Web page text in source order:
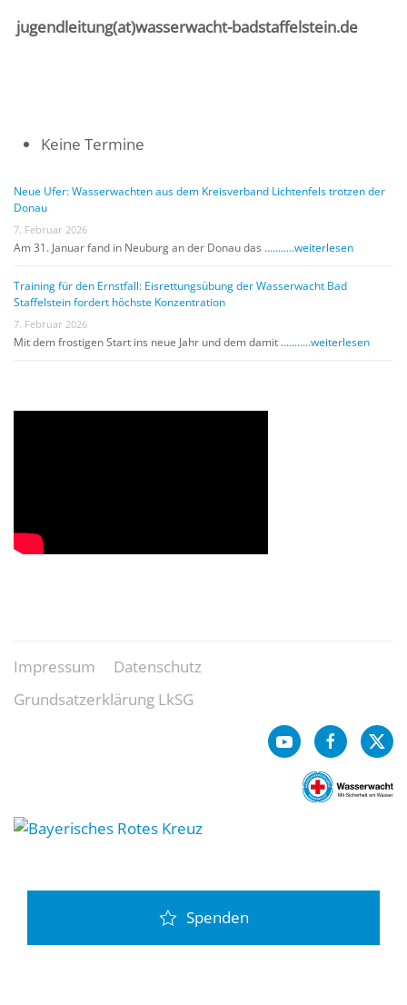
jugendleitung(at)wasserwacht-badstaffelstein.de
Keine Termine
Neue Ufer: Wasserwachten aus dem Kreisverband Lichtenfels trotzen der
Donau
7. Februar 2026
Am 31. Januar fand in Neuburg an der Donau das …........weiterlesen
Training für den Ernstfall: Eisrettungsübung der Wasserwacht Bad
Staffelstein fordert höchste Konzentration
7. Februar 2026
Mit dem frostigen Start ins neue Jahr und dem damit …........weiterlesen
Impressum
Datenschutz
Grundsatzerklärung LkSG
Spenden